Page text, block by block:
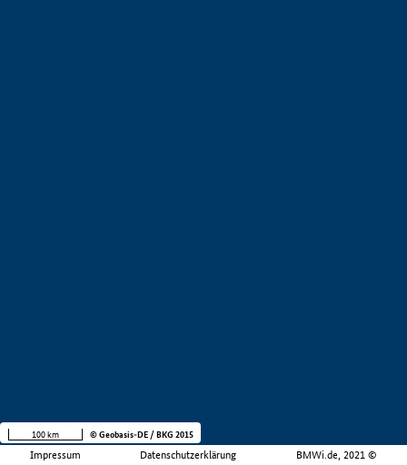
Impressum Datenschutzerklärung BMWi.de, 2021 ©
100 km © Geobasis-DE / BKG 2015